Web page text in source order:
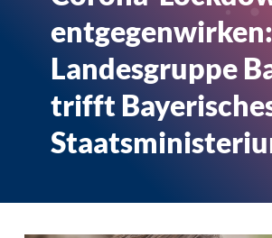
Landesgruppe
trifft